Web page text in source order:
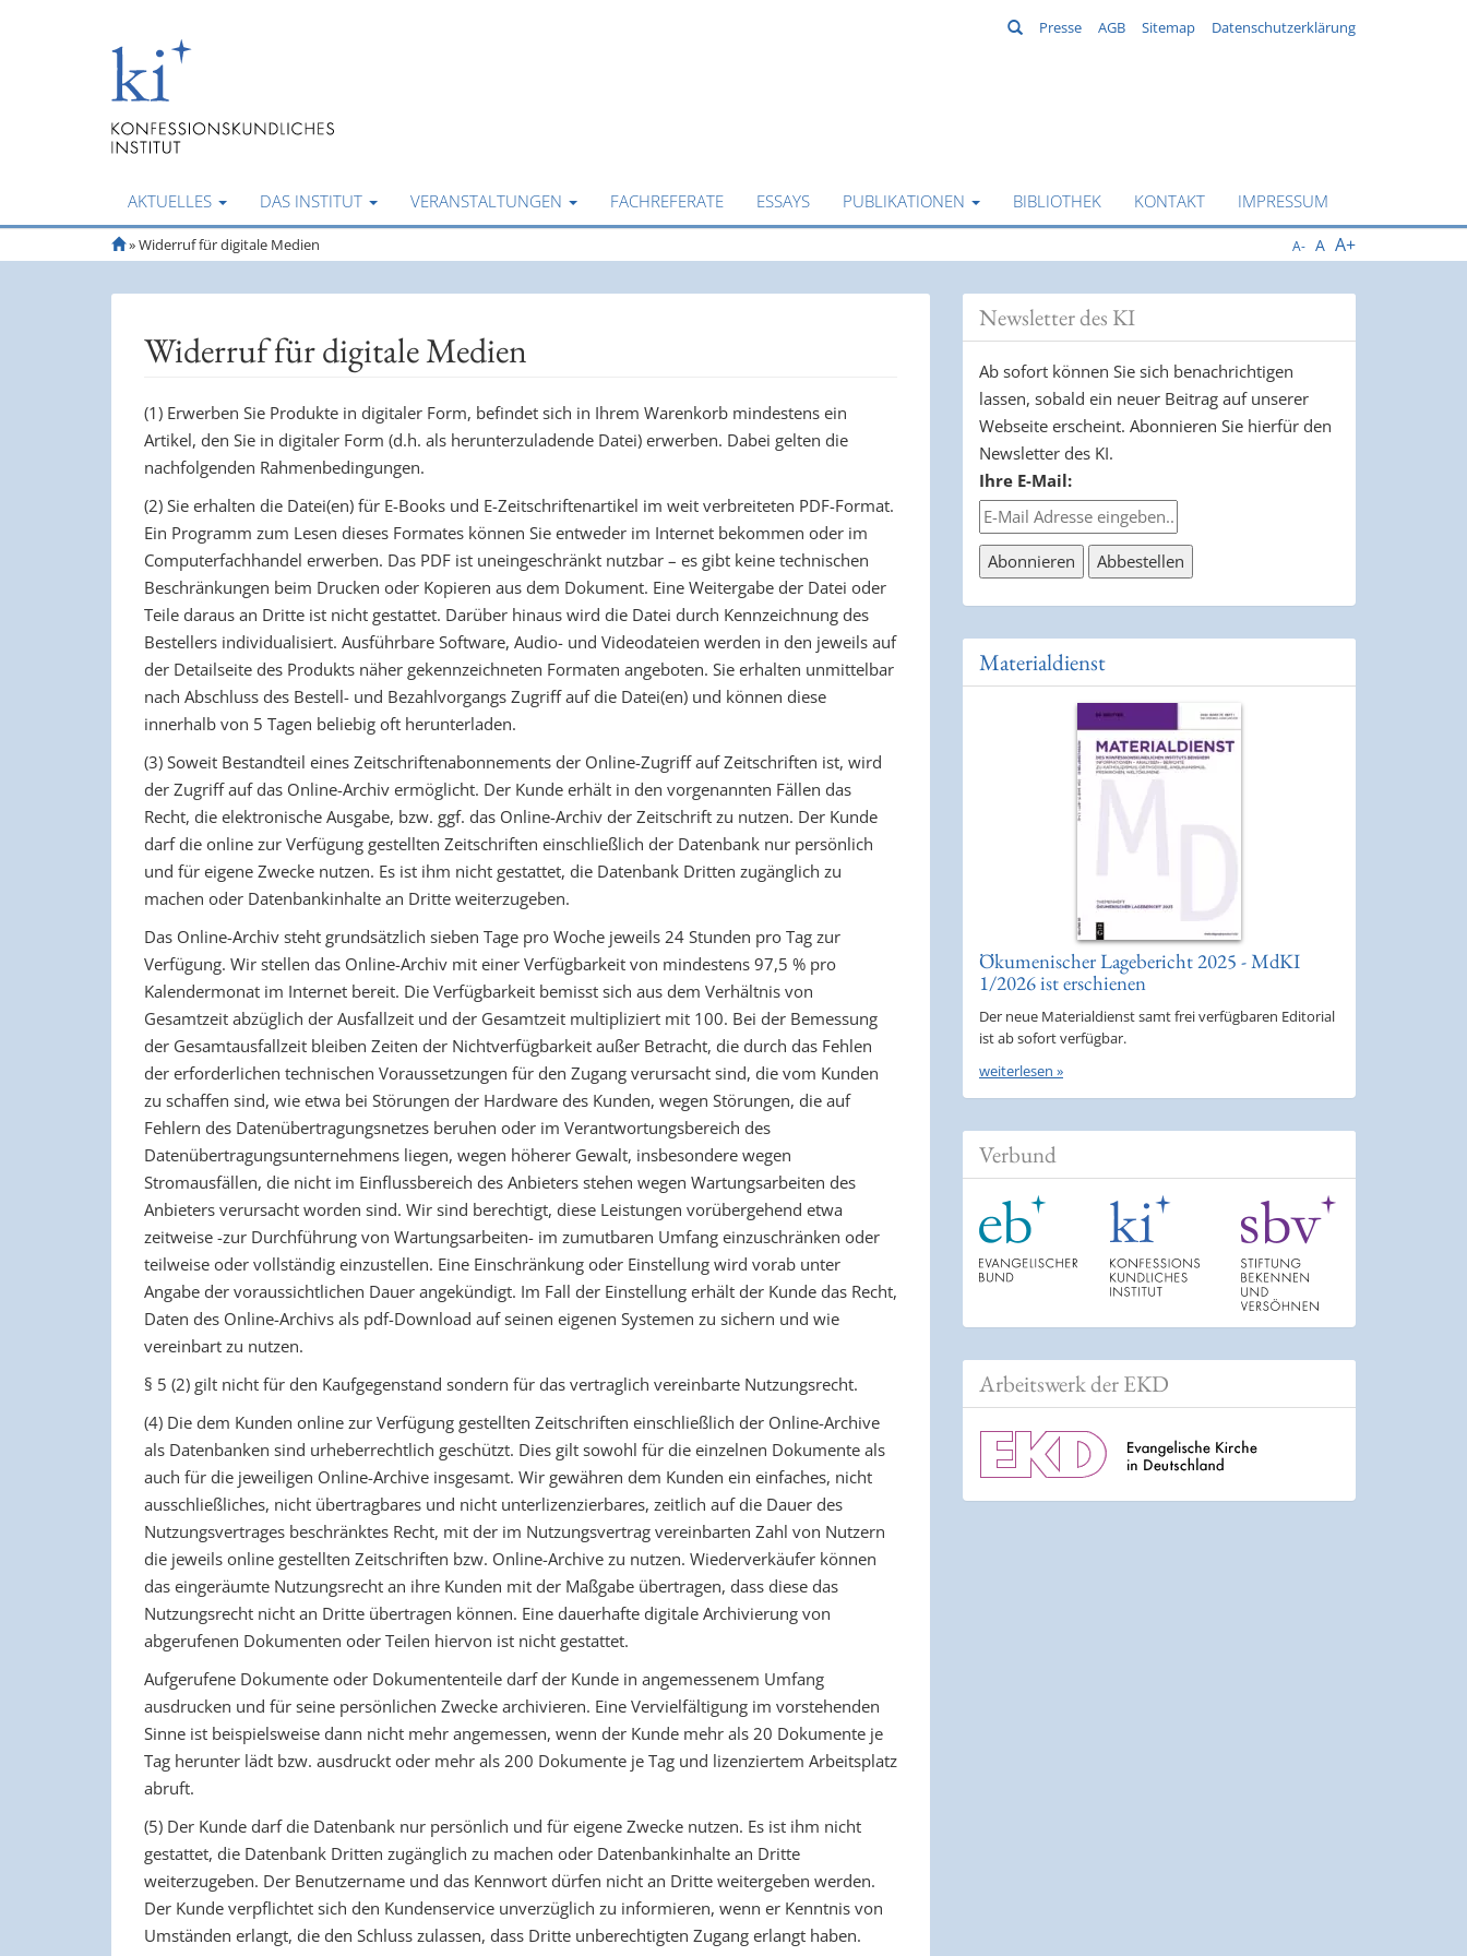
Suchen
Presse AGB Sitemap Datenschutzerklärung
AKTUELLES DAS INSTITUT VERANSTALTUNGEN FACHREFERATE ESSAYS PUBLIKATIONEN BIBLIOTHEK KONTAKT IMPRESSUM
S
t
»Widerruf für digitale Medien A- A A+
Widerruf für digitale Medien
(1) Erwerben Sie Produkte in digitaler Form, befindet sich in Ihrem Warenkorb mindestens ein
Artikel, den Sie in digitaler Form (d.h. als herunterzuladende Datei) erwerben. Dabei gelten die
nachfolgenden Rahmenbedingungen.
(2) Sie erhalten die Datei(en) für E-Books und E-Zeitschriftenartikel im weit verbreiteten PDF-Format.
Ein Programm zum Lesen dieses Formates können Sie entweder im Internet bekommen oder im
Computerfachhandel erwerben. Das PDF ist uneingeschränkt nutzbar – es gibt keine technischen
Beschränkungen beim Drucken oder Kopieren aus dem Dokument. Eine Weitergabe der Datei oder
Teile daraus an Dritte ist nicht gestattet. Darüber hinaus wird die Datei durch Kennzeichnung des
Bestellers individualisiert. Ausführbare Software, Audio- und Videodateien werden in den jeweils auf
der Detailseite des Produkts näher gekennzeichneten Formaten angeboten. Sie erhalten unmittelbar
nach Abschluss des Bestell- und Bezahlvorgangs Zugriff auf die Datei(en) und können diese
innerhalb von 5 Tagen beliebig oft herunterladen.
(3) Soweit Bestandteil eines Zeitschriftenabonnements der Online-Zugriff auf Zeitschriften ist, wird
der Zugriff auf das Online-Archiv ermöglicht. Der Kunde erhält in den vorgenannten Fällen das
Recht, die elektronische Ausgabe, bzw. ggf. das Online-Archiv der Zeitschrift zu nutzen. Der Kunde
darf die online zur Verfügung gestellten Zeitschriften einschließlich der Datenbank nur persönlich
und für eigene Zwecke nutzen. Es ist ihm nicht gestattet, die Datenbank Dritten zugänglich zu
machen oder Datenbankinhalte an Dritte weiterzugeben.
Das Online-Archiv steht grundsätzlich sieben Tage pro Woche jeweils 24 Stunden pro Tag zur
Verfügung. Wir stellen das Online-Archiv mit einer Verfügbarkeit von mindestens 97,5 % pro
Kalendermonat im Internet bereit. Die Verfügbarkeit bemisst sich aus dem Verhältnis von
Gesamtzeit abzüglich der Ausfallzeit und der Gesamtzeit multipliziert mit 100. Bei der Bemessung
der Gesamtausfallzeit bleiben Zeiten der Nichtverfügbarkeit außer Betracht, die durch das Fehlen
der erforderlichen technischen Voraussetzungen für den Zugang verursacht sind, die vom Kunden
zu schaffen sind, wie etwa bei Störungen der Hardware des Kunden, wegen Störungen, die auf
Fehlern des Datenübertragungsnetzes beruhen oder im Verantwortungsbereich des
Datenübertragungsunternehmens liegen, wegen höherer Gewalt, insbesondere wegen
Stromausfällen, die nicht im Einflussbereich des Anbieters stehen wegen Wartungsarbeiten des
Anbieters verursacht worden sind. Wir sind berechtigt, diese Leistungen vorübergehend etwa
zeitweise -zur Durchführung von Wartungsarbeiten- im zumutbaren Umfang einzuschränken oder
teilweise oder vollständig einzustellen. Eine Einschränkung oder Einstellung wird vorab unter
Angabe der voraussichtlichen Dauer angekündigt. Im Fall der Einstellung erhält der Kunde das Recht,
Daten des Online-Archivs als pdf-Download auf seinen eigenen Systemen zu sichern und wie
vereinbart zu nutzen.
§ 5 (2) gilt nicht für den Kaufgegenstand sondern für das vertraglich vereinbarte Nutzungsrecht.
(4) Die dem Kunden online zur Verfügung gestellten Zeitschriften einschließlich der Online-Archive
als Datenbanken sind urheberrechtlich geschützt. Dies gilt sowohl für die einzelnen Dokumente als
auch für die jeweiligen Online-Archive insgesamt. Wir gewähren dem Kunden ein einfaches, nicht
ausschließliches, nicht übertragbares und nicht unterlizenzierbares, zeitlich auf die Dauer des
Nutzungsvertrages beschränktes Recht, mit der im Nutzungsvertrag vereinbarten Zahl von Nutzern
die jeweils online gestellten Zeitschriften bzw. Online-Archive zu nutzen. Wiederverkäufer können
das eingeräumte Nutzungsrecht an ihre Kunden mit der Maßgabe übertragen, dass diese das
Nutzungsrecht nicht an Dritte übertragen können. Eine dauerhafte digitale Archivierung von
abgerufenen Dokumenten oder Teilen hiervon ist nicht gestattet.
Aufgerufene Dokumente oder Dokumententeile darf der Kunde in angemessenem Umfang
ausdrucken und für seine persönlichen Zwecke archivieren. Eine Vervielfältigung im vorstehenden
Sinne ist beispielsweise dann nicht mehr angemessen, wenn der Kunde mehr als 20 Dokumente je
Tag herunter lädt bzw. ausdruckt oder mehr als 200 Dokumente je Tag und lizenziertem Arbeitsplatz
abruft.
(5) Der Kunde darf die Datenbank nur persönlich und für eigene Zwecke nutzen. Es ist ihm nicht
gestattet, die Datenbank Dritten zugänglich zu machen oder Datenbankinhalte an Dritte
weiterzugeben. Der Benutzername und das Kennwort dürfen nicht an Dritte weitergeben werden.
Der Kunde verpflichtet sich den Kundenservice unverzüglich zu informieren, wenn er Kenntnis von
Umständen erlangt, die den Schluss zulassen, dass Dritte unberechtigten Zugang erlangt haben.
Newsletter des KI
Ab sofort können Sie sich benachrichtigen
lassen, sobald ein neuer Beitrag auf unserer
Webseite erscheint. Abonnieren Sie hierfür den
Newsletter des KI.
Ihre E-Mail:
Materialdienst
Ökumenischer Lagebericht 2025 - MdKI
1/2026 ist erschienen
Der neue Materialdienst samt frei verfügbaren Editorial
ist ab sofort verfügbar.
weiterlesen »
Verbund
Arbeitswerk der EKD